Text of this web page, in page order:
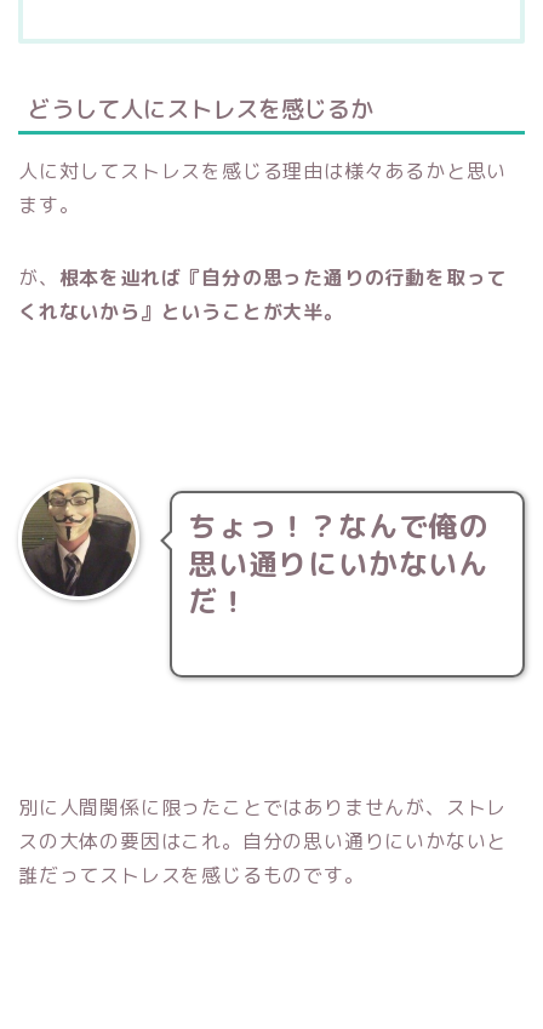
どうして人にストレスを感じるか
人に対してストレスを感じる理由は様々あるかと思い
ます。
が、 根本を辿れば『自分の思った通りの行動を取って
くれないから』ということが大半。
ちょっ！？なんで俺の
思い通りにいかないん
だ！
別に人間関係に限ったことではありませんが、ストレ
スの大体の要因はこれ。自分の思い通りにいかないと
誰だってストレスを感じるものです。